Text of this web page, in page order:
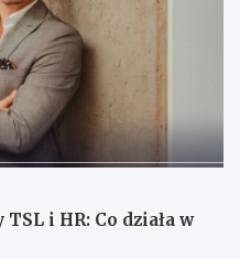
i HR: Co działa w